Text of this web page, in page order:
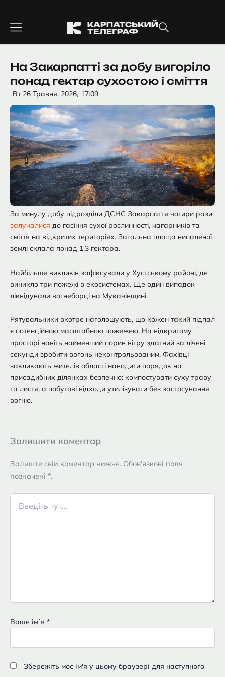
вмісту
На Закарпатті за добу вигоріло
понад гектар сухостою і сміття
Вт 26 Травня, 2026, 17:09
За минулу добу підрозділи ДСНС Закарпаття чотири рази
залучалися до гасіння сухої рослинності, чагарників та
сміття на відкритих територіях. Загальна площа випаленої
землі склала понад 1,3 гектара.
Найбільше викликів зафіксували у Хустському районі, де
виникло три пожежі в екосистемах. Ще один випадок
ліквідували вогнеборці на Мукачівщині.
Рятувальники вкотре наголошують, що кожен такий підпал
є потенційною масштабною пожежею. На відкритому
просторі навіть найменший порив вітру здатний за лічені
секунди зробити вогонь неконтрольованим. Фахівці
закликають жителів області наводити порядок на
присадибних ділянках безпечно: компостувати суху траву
та листя, а побутові відходи утилізувати без застосування
вогню.
Залишити коментар
Залиште свій коментар нижче. Обов'язкові поля
позначені *.
Введіть
тут...
Ваше імʼя *
Збережіть моє ім'я у цьому браузері для наступного